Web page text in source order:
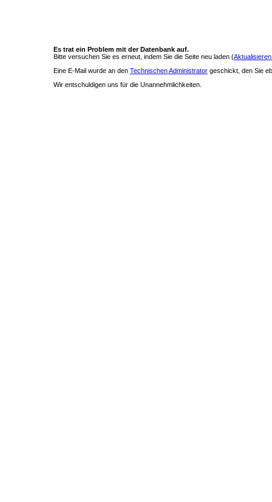
Es trat ein Problem mit der Datenbank auf.
Bitte versuchen Sie es erneut, indem Sie die Seite neu laden (
Eine E-Mail wurde an den Technischen Administrator geschickt, den Sie
Wir entschuldigen uns für die Unannehmlichkeiten.